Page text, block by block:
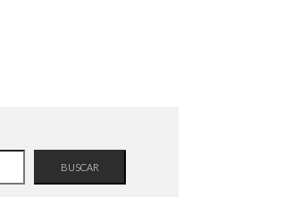
BUSCAR